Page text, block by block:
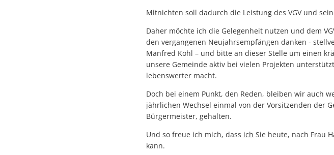
Mitnichten soll dadurch die Leistung des VGV und
Daher möchte ich die Gelegenheit nutzen und dem
den vergangenen Neujahrsempfängen danken -
Manfred Kohl – und bitte an dieser Stelle um einen
unsere Gemeinde aktiv bei vielen Projekten
lebenswerter macht.
Doch bei einem Punkt, den Reden, bleiben wir auch
jährlichen Wechsel einmal von der Vorsitzenden der
Bürgermeister, gehalten.
Und so freue ich mich, dass ich Sie heute, nach Frau
kann.